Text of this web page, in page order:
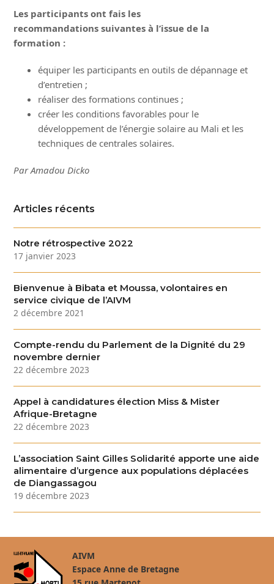
Les participants ont fais les
recommandations suivantes à l’issue de la
formation :
équiper les participants en outils de dépannage et
d’entretien ;
réaliser des formations continues ;
créer les conditions favorables pour le
développement de l’énergie solaire au Mali et les
techniques de centrales solaires.
Par Amadou Dicko
Articles récents
Notre rétrospective 2022
17 janvier 2023
Bienvenue à Bibata et Moussa, volontaires en
service civique de l’AIVM
2 décembre 2021
Compte-rendu du Parlement de la Dignité du 29
novembre dernier
22 décembre 2023
Appel à candidatures élection Miss & Mister
Afrique-Bretagne
22 décembre 2023
L’association Saint Gilles Solidarité apporte une aide
alimentaire d’urgence aux populations déplacées
de Diangassagou
19 décembre 2023
AIVM
Espace Anne de Bretagne